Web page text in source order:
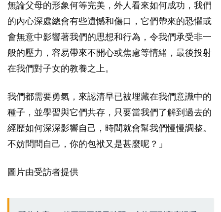
無論父母的形象何等完美，外人看來如何成功，我們
的內心深處總會有些遺憾和傷口，它們帶來的恐懼或
會無意中影響著我們的思想和行為，令我們承受非一
般的壓力，容易帶來不開心或焦慮等情緒，最後投射
在我們對子女的教養之上。
我們都需要勇氣，來認清早已被埋藏在我們意識中的
種子，並學習與它們共存，只要當我們了解到過去的
經歷如何深深影響自己，時間就會幫我們慢慢調整。
不妨問問自己，你的包袱又是甚麼呢？」
圖片由受訪者提供